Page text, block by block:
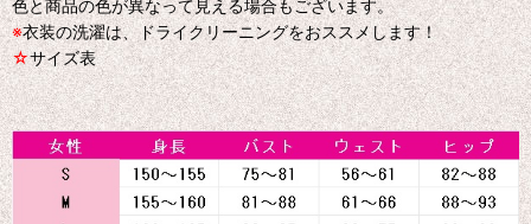
色と商品の色が異なって見える場合もございます。
※衣装の洗濯は、ドライクリーニングをおススメします！
☆サイズ表